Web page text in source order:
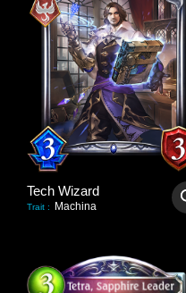
Tech Wizard
Trait : Machina